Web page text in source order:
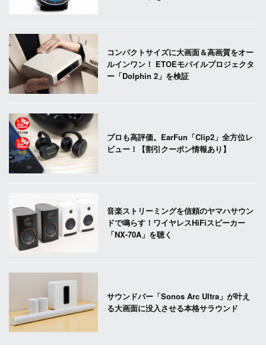
コンパクトサイズに大画面＆高画質をオー
ルインワン！ ETOEモバイルプロジェクタ
ー「Dolphin 2」を検証
プロも高評価。EarFun「Clip2」全方位レ
ビュー！【割引クーポン情報あり】
音楽ストリーミングを信頼のヤマハサウン
ドで鳴らす！ワイヤレスHiFiスピーカー
「NX-70A」を聴く
サウンドバー「Sonos Arc Ultra」が叶え
る大画面に没入させる本格サラウンド